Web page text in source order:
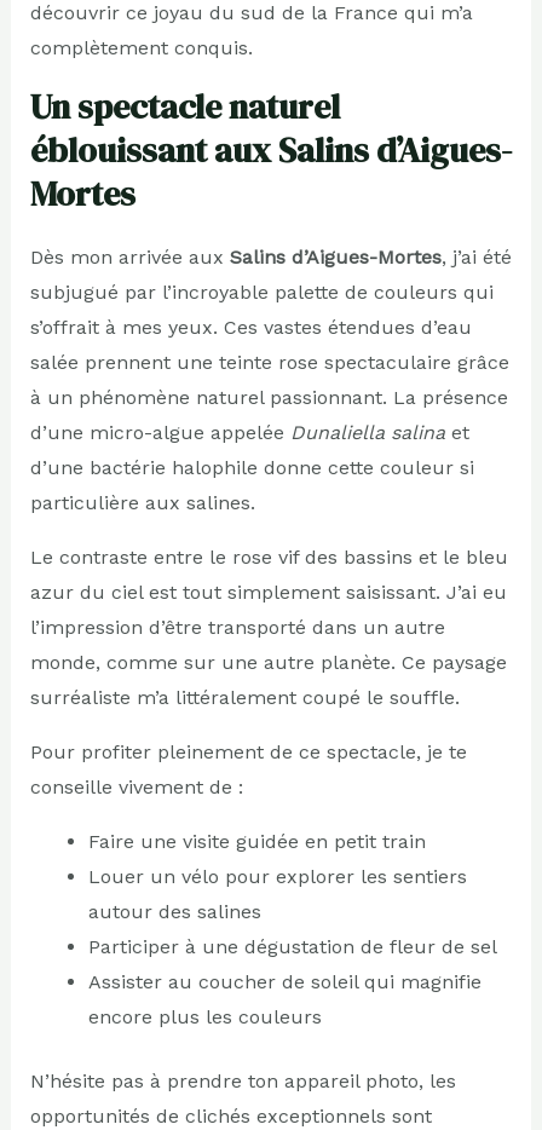
découvrir ce joyau du sud de la France qui m’a
complètement conquis.
Un spectacle naturel
éblouissant aux Salins d’Aigues-
Mortes
Dès mon arrivée aux Salins d’Aigues-Mortes, j’ai été
subjugué par l’incroyable palette de couleurs qui
s’offrait à mes yeux. Ces vastes étendues d’eau
salée prennent une teinte rose spectaculaire grâce
à un phénomène naturel passionnant. La présence
d’une micro-algue appelée Dunaliella salinaet
d’une bactérie halophile donne cette couleur si
particulière aux salines.
Le contraste entre le rose vif des bassins et le bleu
azur du ciel est tout simplement saisissant. J’ai eu
l’impression d’être transporté dans un autre
monde, comme sur une autre planète. Ce paysage
surréaliste m’a littéralement coupé le souffle.
Pour profiter pleinement de ce spectacle, je te
conseille vivement de :
Faire une visite guidée en petit train
Louer un vélo pour explorer les sentiers
autour des salines
Participer à une dégustation de fleur de sel
Assister au coucher de soleil qui magnifie
encore plus les couleurs
N’hésite pas à prendre ton appareil photo, les
opportunités de clichés exceptionnels sont